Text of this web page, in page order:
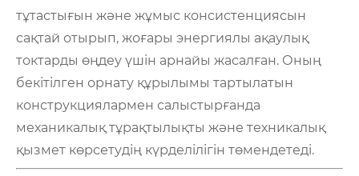
тұтастығын және жұмыс консистенциясын
сақтай отырып, жоғары энергиялы ақаулық
токтарды өңдеу үшін арнайы жасалған. Оның
бекітілген орнату құрылымы тартылатын
конструкциялармен салыстырғанда
механикалық тұрақтылықты және техникалық
қызмет көрсетудің күрделілігін төмендетеді.